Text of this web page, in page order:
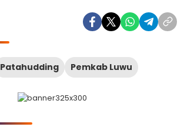
Patahudding Pemkab Luwu